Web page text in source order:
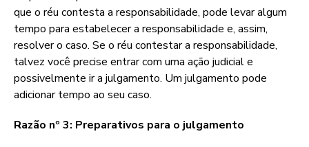
que o réu contesta a responsabilidade, pode levar algum
tempo para estabelecer a responsabilidade e, assim,
resolver o caso. Se o réu contestar a responsabilidade,
talvez você precise entrar com uma ação judicial e
possivelmente ir a julgamento. Um julgamento pode
adicionar tempo ao seu caso.
Razão nº 3: Preparativos para o julgamento